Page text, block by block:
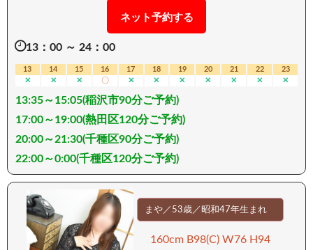
おっとりとした穏やかな口調。 すべてを包み込む
ような優しさと母性。 心の距離を一気に縮める気
配り、そして身体を満たす洗練された技。 奥様や
彼女には話せない性癖。 その奥深い欲望すら、受
け入れてくれる安心感と懐の深さ。 快楽に溺れる
心地よさを、どうか一度体験してください。 百聞
は一遊に如かず。 気づけばまた、彼女を求めてい
る自分に気づくはず。 お遊びは、どうか計画的
に。 プレミア指名女性 ※特別指名料￥1,000を頂
電車】 ーーーーーーーーー
ネット予約する
13：00 ～ 24：00
13
✕
14
✕
15
✕
16
〇
17
✕
18
✕
19
✕
20
✕
21
✕
22
✕
23
✕
13:35～15:05(稲沢市90分ご予約)
17:00～19:00(熱田区120分ご予約)
20:00～21:30(千種区90分ご予約)
22:00～0:00(千種区120分ご予約)
まや／53歳／昭和47年生まれ
160cm B98(C) W76 H94